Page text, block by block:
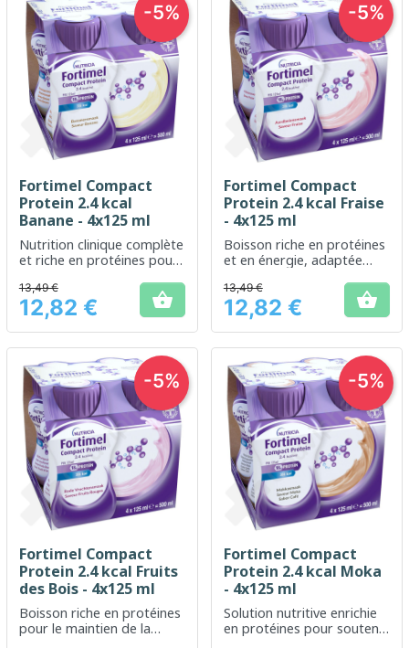
Fortimel Compact
Protein 2.4 kcal
Banane - 4x125 ml
Nutrition clinique complète
et riche en protéines pour
énergétiques accrus
Prix
13,49 €
12,82 € 
-5%
Fortimel Compact
Protein 2.4 kcal Fraise
- 4x125 ml
Boisson riche en protéines
et en énergie, adaptée
nutritionnels en cas de
dénutrition.
Prix
13,49 €
12,82 € 
-5%
Fortimel Compact
Protein 2.4 kcal Fruits
des Bois - 4x125 ml
Boisson riche en protéines
pour le maintien de la
-5%
Fortimel Compact
Protein 2.4 kcal Moka
- 4x125 ml
Solution nutritive enrichie
en protéines pour soutenir
-5%